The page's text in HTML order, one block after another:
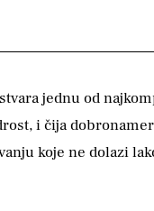
jednu od
i čija
koje ne dolazi